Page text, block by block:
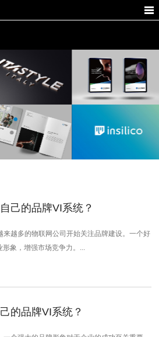
,家居
控
,家居
CR-灿锐
光学VI设计,企业标志设
芯链科技
区块链logo设计，区块
链VI设计，科技VI设计
捷
能源企业
理
牌设计，
己的品牌VI系统？
来越多的物联网公司开始关注品牌建设。一个好
象，增强市场竞争力。...
的品牌VI系统？